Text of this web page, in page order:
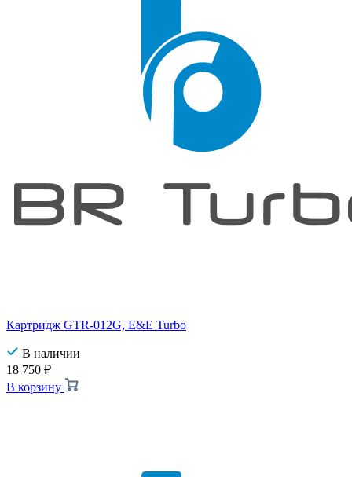
Картридж GTR-012G, E&E Turbo
В наличии
18 750 ₽
В корзину